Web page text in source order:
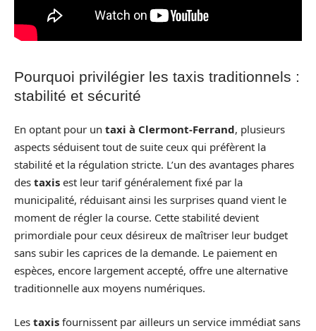
Pourquoi privilégier les taxis traditionnels :
stabilité et sécurité
En optant pour un taxi à Clermont-Ferrand, plusieurs
aspects séduisent tout de suite ceux qui préfèrent la
stabilité et la régulation stricte. L’un des avantages phares
des taxis est leur tarif généralement fixé par la
municipalité, réduisant ainsi les surprises quand vient le
moment de régler la course. Cette stabilité devient
primordiale pour ceux désireux de maîtriser leur budget
sans subir les caprices de la demande. Le paiement en
espèces, encore largement accepté, offre une alternative
traditionnelle aux moyens numériques.
Les taxis fournissent par ailleurs un service immédiat sans